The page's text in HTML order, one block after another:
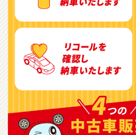
位
トヨタ
ヴ
ＳＵＶ・クロカン
1 位